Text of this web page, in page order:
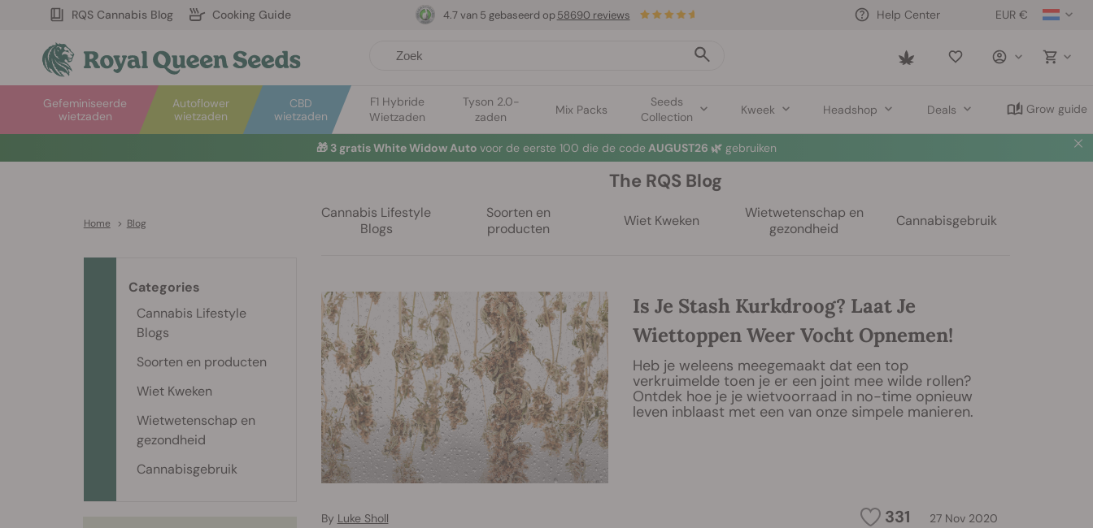
RQS Cannabis Blog Cooking Guide EUR €
Help Center
Saved
Autoflower
wietzaden
Gefeminiseerde
wietzaden
CBD
wietzaden
F1 Hybride
Wietzaden
Tyson 2.0-
zaden
Mix Packs
Seeds
Collection
Kweek Headshop Deals Grow guide
4.7 van 5 gebaseerd op 58690 reviews
🎁 3 gratis White Widow Auto voor de eerste 100 die de code AUGUST26 🌿 gebruiken
Home > Blog
The RQS Blog
Cannabis Lifestyle
Blogs
Soorten en
producten
Wiet Kweken
Wietwetenschap en
gezondheid
Cannabisgebruik
Is Je Stash Kurkdroog? Laat Je
Wiettoppen Weer Vocht Opnemen!
Heb je weleens meegemaakt dat een top
verkruimelde toen je er een joint mee wilde rollen?
Ontdek hoe je je wietvoorraad in no-time opnieuw
leven inblaast met een van onze simpele manieren.
331 27 Nov 2020
By Luke Sholl
Categories
Cannabis Lifestyle
Blogs
Soorten en producten
Wiet Kweken
Wietwetenschap en
gezondheid
Cannabisgebruik